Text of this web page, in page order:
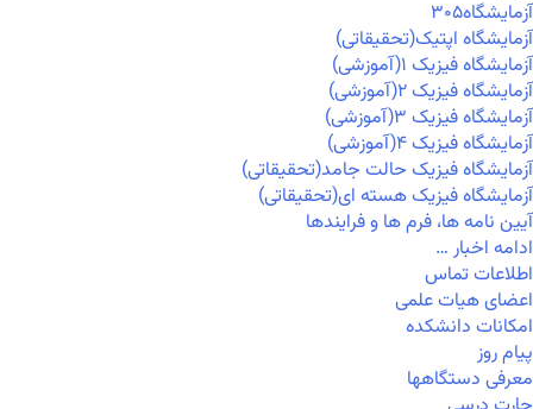
آزمايشگاه۳۰۵
آزمایشگاه اپتیک(تحقیقاتی)
آزمایشگاه فیزیک ۱(آموزشی)
آزمایشگاه فیزیک ۲(آموزشی)
آزمایشگاه فیزیک ۳(آموزشی)
آزمایشگاه فیزیک ۴(آموزشی)
آزمایشگاه فیزیک حالت جامد(تحقیقاتی)
آزمایشگاه فیزیک هسته ای(تحقیقاتی)
آیین نامه ها، فرم ها و فرایندها
ادامه اخبار …
اطلاعات تماس
اعضای هیات علمی
امکانات دانشکده
پیام روز
معرفی دستگاهها